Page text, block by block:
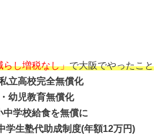
らし増税なし」で大阪でやったこと
私立高校完全無償化
・幼児教育無償化
中学校給食を無償に
学生塾代助成制度(年額12万円)